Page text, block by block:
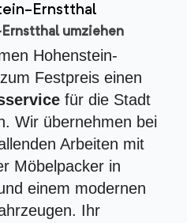
Ernstthal
umziehen
Hohenstein-
Festpreis einen
für die Stadt
Wir übernehmen bei
Arbeiten mit
Möbelpacker in
einem modernen
Ihr